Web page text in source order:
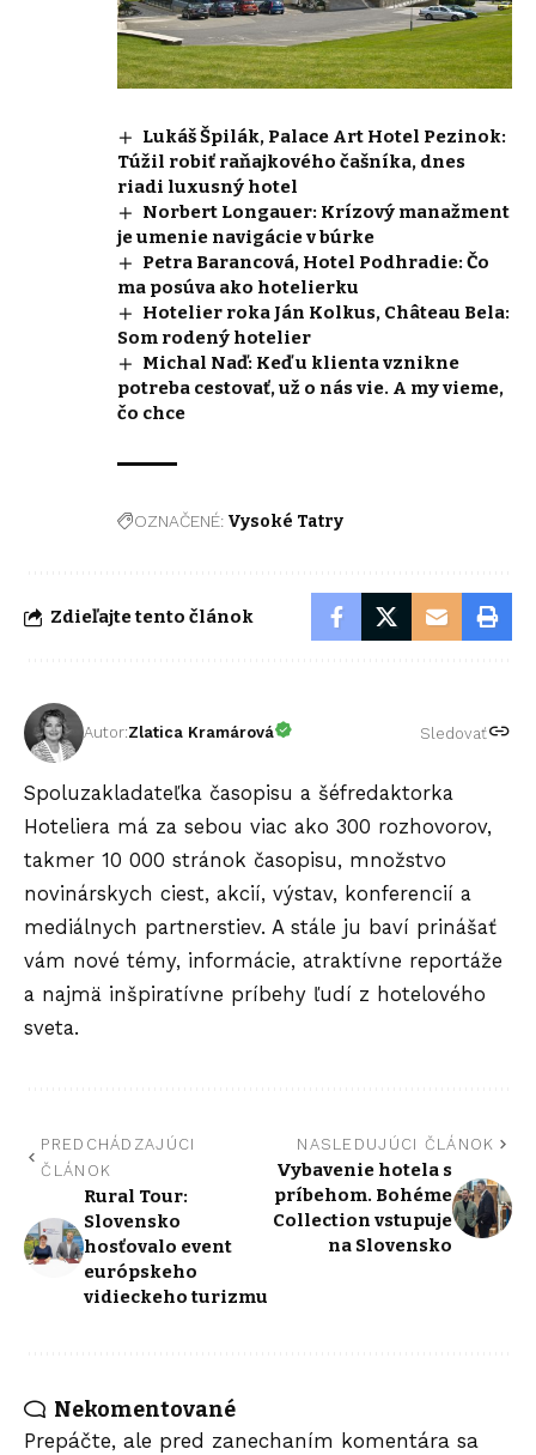
Lukáš Špilák, Palace Art Hotel Pezinok:
Túžil robiť raňajkového čašníka, dnes
riadi luxusný hotel
Norbert Longauer: Krízový manažment
je umenie navigácie v búrke
Petra Barancová, Hotel Podhradie: Čo
ma posúva ako hotelierku
Hotelier roka Ján Kolkus, Château Bela:
Som rodený hotelier
Michal Naď: Keď u klienta vznikne
potreba cestovať, už o nás vie. A my vieme,
čo chce
OZNAČENÉ: Vysoké Tatry
Zdieľajte tento článok
Autor:Zlatica Kramárová Sledovať
Spoluzakladateľka časopisu a šéfredaktorka
Hoteliera má za sebou viac ako 300 rozhovorov,
takmer 10 000 stránok časopisu, množstvo
novinárskych ciest, akcií, výstav, konferencií a
mediálnych partnerstiev. A stále ju baví prinášať
vám nové témy, informácie, atraktívne reportáže
a najmä inšpiratívne príbehy ľudí z hotelového
sveta.
PREDCHÁDZAJÚCI
ČLÁNOK
Rural Tour:
Slovensko
hosťovalo event
európskeho
vidieckeho turizmu
NASLEDUJÚCI ČLÁNOK
Vybavenie hotela s
príbehom. Bohéme
Collection vstupuje
na Slovensko
Nekomentované
Prepáčte, ale pred zanechaním komentára sa